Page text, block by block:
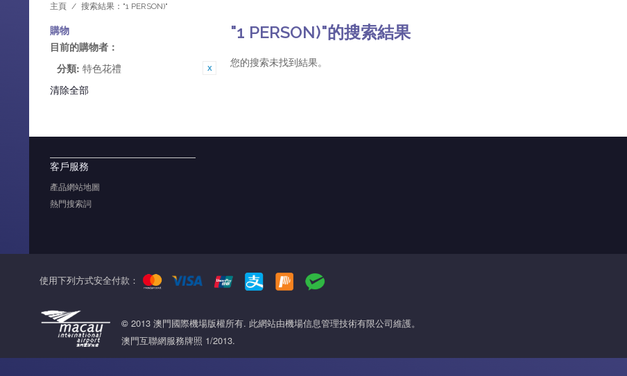
主頁 / 搜索結果："1 PERSON)"
購物
目前的購物者：
分類: 特色花禮
清除全部
"1 PERSON)"的搜索結果
您的搜索未找到結果。
客戶服務
產品網站地圖
熱門搜索詞
使用下列方式安全付款：
©2013 澳門國際機場版權所有. 此網站由機場信息管理技術有限公司維護。
澳門互聯網服務牌照 1/2013.